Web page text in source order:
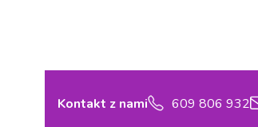
Kontakt z nami 609 806 932